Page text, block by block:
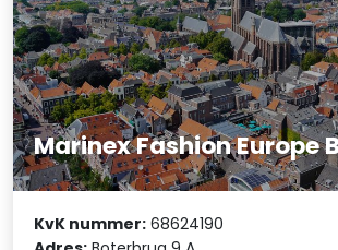
Marinex Fashion Europe
KvK nummer: 68624190